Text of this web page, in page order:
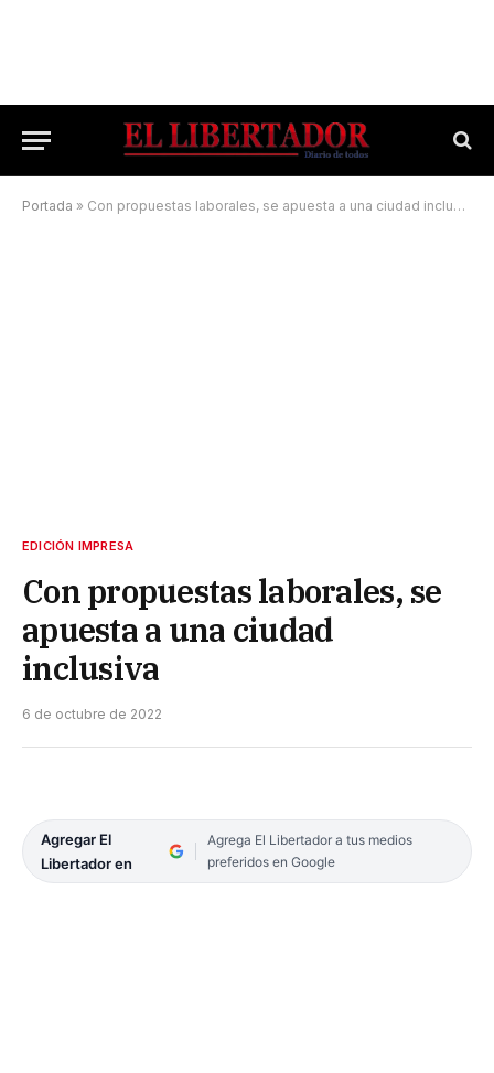
Portada » Con propuestas laborales, se apuesta a una ciudad inclusiva
EDICIÓN IMPRESA
Con propuestas laborales, se
apuesta a una ciudad
inclusiva
6 de octubre de 2022
Agregar El
Libertador en
Agrega El Libertador a tus medios
preferidos en Google